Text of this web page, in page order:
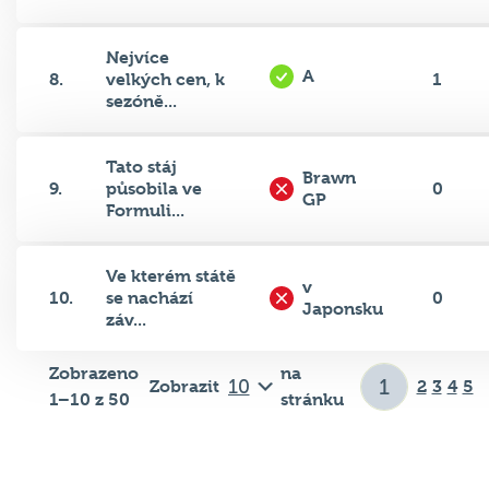
8.
Nejvíce
velkých cen, k
sezóně...
A 1
9.
Tato stáj
působila ve
Formuli...
Brawn
GP
0
10.
Ve kterém státě
se nachází
záv...
v
Japonsku
0
Zobrazeno
1–10 z 50
Zobrazit
na
stránku
2 3 4 5